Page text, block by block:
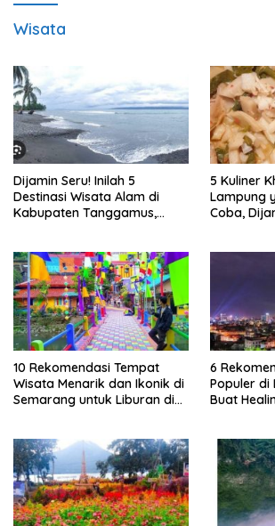
Wisata
Dijamin Seru! Inilah 5
Destinasi Wisata Alam di
Kabupaten Tanggamus,
5 Kuliner
Lampung
Coba,
10 Rekomendasi Tempat
Wisata Menarik dan Ikonik di
Semarang untuk Liburan di
6
Populer di
Buat